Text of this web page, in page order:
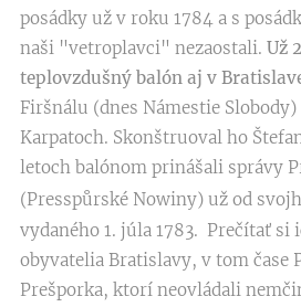
posádky už v roku 1784 a s
naši "vetroplavci" nezaostali. Už
teplovzdušný balón aj v
Firšnálu (dnes Námestie
Karpatoch. Skonštruoval ho
letoch balónom prinášali správy
(Presspůrské Nowiny) už od
vydaného 1. júla 1783. Prečítať
obyvatelia Bratislavy, v tom čase
Prešporka, ktorí neovládali